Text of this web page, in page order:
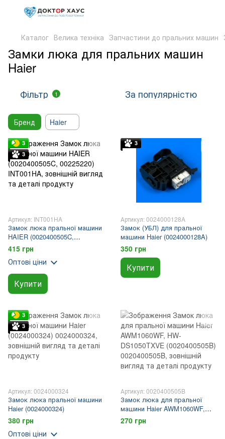
Каталог Велика техніка Запчастини до пральних машин
Замки люка для пральних машин
Haier
Фільтр 1 За популярністю
Бренд Haier
3
3
Артикул: INT001HA
Замок люка пральної машини
HAIER (0020400505C,
00225220)
415 грн
Оптові ціни
Купити
3
Артикул: 0024000128A
Замок (УБЛ) для пральної
машини Haier (0024000128A)
350 грн
Купити
3
3
Артикул: 0024000324
Замок люка пральної машини
Haier (0024000324)
380 грн
Оптові ціни
Артикул: 0020400505B
Замок люка для пральної
машини Haier AWM1060WF,
HW-DS1050TXVE
(0020400505B)
270 грн